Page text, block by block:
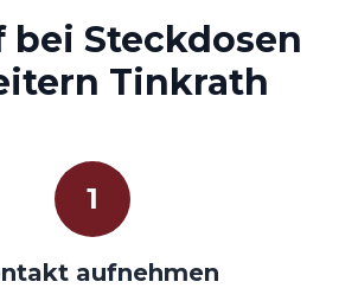
bei Steckdosen
Tinkrath
1
aufnehmen